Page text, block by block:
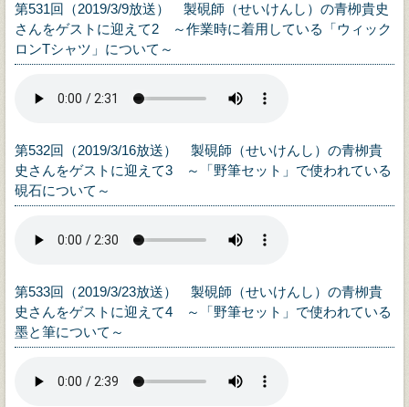
第531回（2019/3/9放送） 製硯師（せいけんし）の青栁貴史
さんをゲストに迎えて2 ～作業時に着用している「ウィック
ロンTシャツ」について～
第532回（2019/3/16放送） 製硯師（せいけんし）の青栁貴
史さんをゲストに迎えて3 ～「野筆セット」で使われている
硯石について～
第533回（2019/3/23放送） 製硯師（せいけんし）の青栁貴
史さんをゲストに迎えて4 ～「野筆セット」で使われている
墨と筆について～